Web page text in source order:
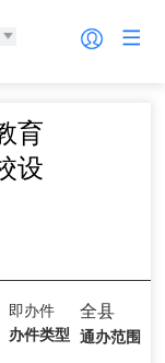
育
设
即办件
办件类型
全县
通办范围